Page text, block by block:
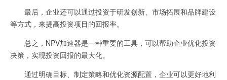
最后，企业还可以通过投资于研发创新、市场拓展和品牌建设
等方式，来提高投资项目的回报率。
总之，NPV加速器是一种重要的工具，可以帮助企业优化投资
决策，实现投资回报的最大化。
通过明确目标、制定策略和优化资源配置，企业可以更好地利